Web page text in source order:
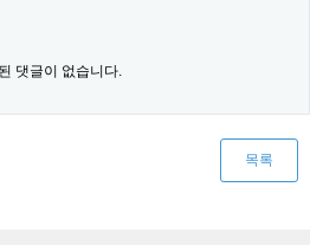
댓글이 없습니다.
목록